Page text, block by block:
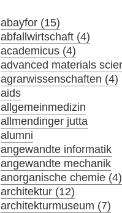
abayfor (15)
abfallwirtschaft (4)
academicus (4)
advanced materials
agrarwissenschaften (4)
aids
allgemeinmedizin
allmendinger jutta
alumni
angewandte informatik
angewandte mechanik
anorganische chemie (4)
architektur (12)
architekturmuseum (7)